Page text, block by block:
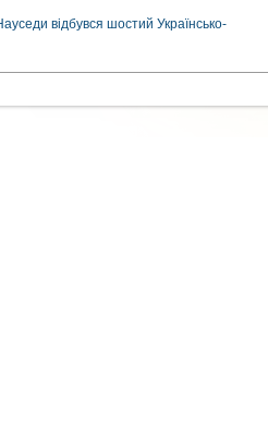
відбувся шостий Українсько-